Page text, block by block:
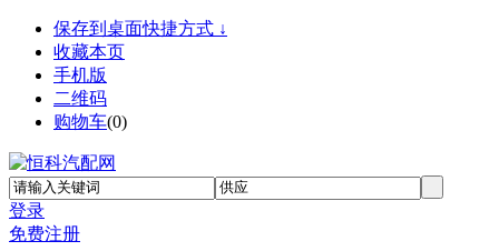
保存到桌面快捷方式 ↓
收藏本页
手机版
二维码
购物车(0)
登录
免费注册